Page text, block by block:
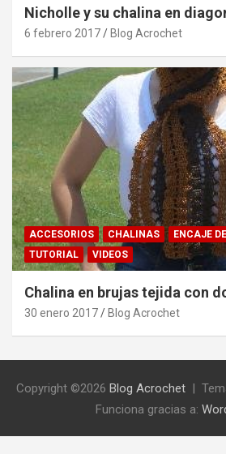
Nicholle y su chalina en
6 febrero 2017 Blog Acrochet
ACCESORIOS CHALINAS
ENCAJE
TUTORIAL
VIDEOS
Chalina en brujas tejida con
30 enero 2017 Blog Acrochet
Copyright ©2026 Blog Acrochet
Funciona gracias a: